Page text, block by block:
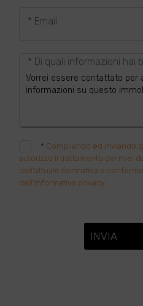
* Email
* Di quali informazioni hai
* Compilando ed inviando
autorizzo il trattamento dei miei
dell'attuale normativa e
dell'informativa privacy.
INVIA